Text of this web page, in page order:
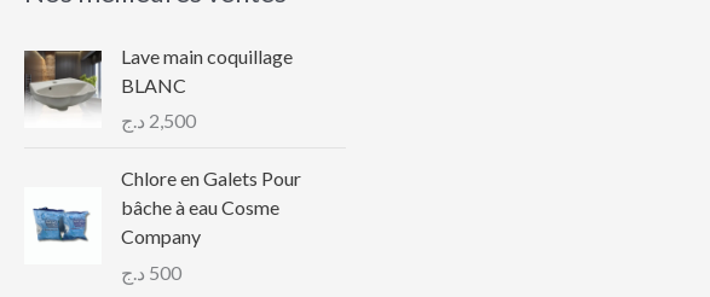
Lave main coquillage
BLANC
2,500 د.ج
Chlore en Galets Pour
bâche à eau Cosme
Company
500 د.ج